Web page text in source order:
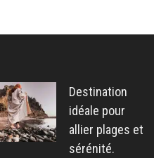
Destination
idéale pour
allier plages et
sérénité.